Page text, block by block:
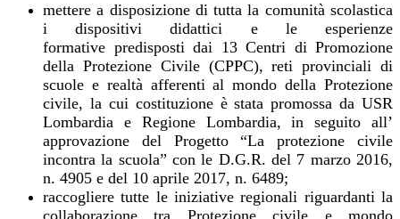
mettere a disposizione di tutta la comunità scolastica
i dispositivi didattici e le esperienze
formative predisposti dai 13 Centri di Promozione
della Protezione Civile (CPPC), reti provinciali di
scuole e realtà afferenti al mondo della Protezione
civile, la cui costituzione è stata promossa da USR
Lombardia e Regione Lombardia, in seguito all’
approvazione del Progetto “La protezione civile
incontra la scuola” con le D.G.R. del 7 marzo 2016,
n. 4905 e del 10 aprile 2017, n. 6489;
raccogliere tutte le iniziative regionali riguardanti la